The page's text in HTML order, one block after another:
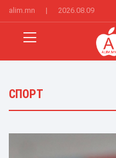
alim.mn | 2026.08.09
СПОРТ